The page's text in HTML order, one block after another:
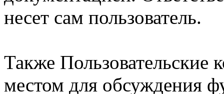
несет сам пользователь.
Также Пользовательские
местом для обсуждения